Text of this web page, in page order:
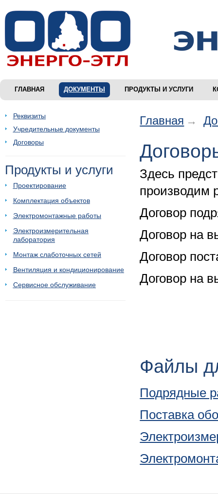
ГЛАВНАЯ ДОКУМЕНТЫ ПРОДУКТЫ И УСЛУГИ
Реквизиты
Учредительные документы
Договоры
Продукты и услуги
Проектирование
Комплектация объектов
Электромонтажные работы
Электроизмерительная
лаборатория
Монтаж слаботочных сетей
Вентиляция и кондиционирование
Сервисное обслуживание
Главная
Здесь
производим
Договор
Договор на
Договор
Договор на
Файлы
Подрядные
Поставка